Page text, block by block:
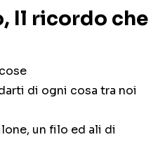
Il ricordo che
di ogni cosa tra noi
un filo ed ali di